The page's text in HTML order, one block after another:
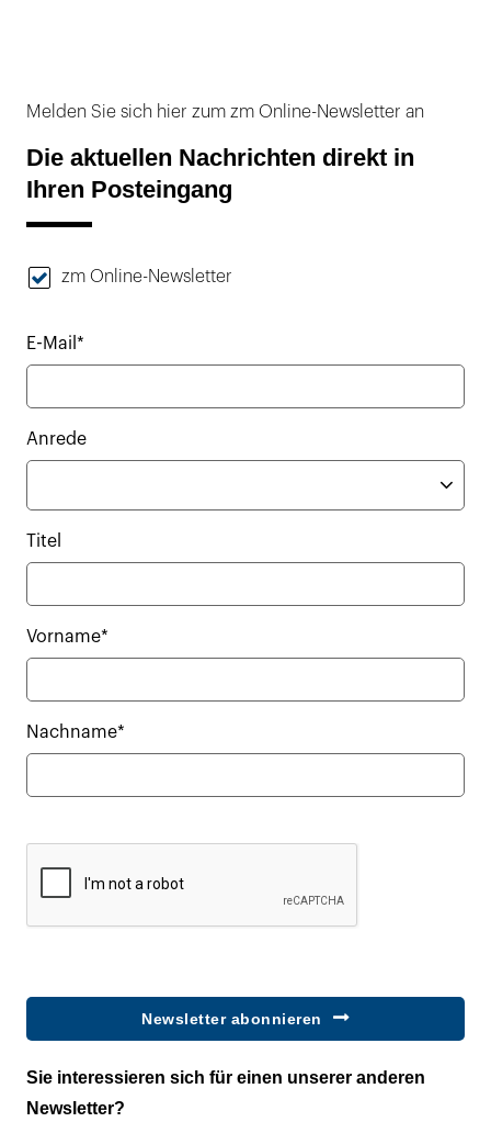
Melden Sie sich hier zum zm Online-Newsletter an
Die aktuellen Nachrichten direkt in
Ihren Posteingang
zm Online-Newsletter
E-Mail*
Anrede
Titel
Vorname*
Nachname*
Newsletter abonnieren
Sie interessieren sich für einen unserer anderen
Newsletter?